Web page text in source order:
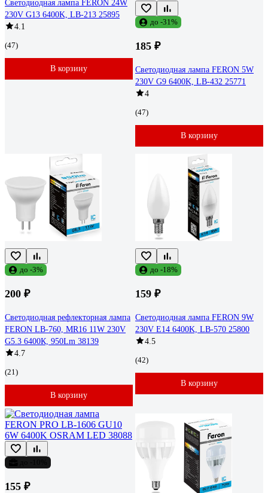
Светодиодная лампа FERON 24W
230V G13 6400K, LB-213 25895
4.1
(47)
В корзину
до -31%
185 ₽
Светодиодная лампа FERON 5W
230V G9 6400K, LB-432 25771
4
(47)
В корзину
до -3%
200 ₽
Светодиодная рефлекторная лампа
FERON LB-760, MR16 11W 230V
G5.3 6400К, 950Lm 38139
4.7
(21)
В корзину
до -18%
159 ₽
Светодиодная лампа FERON 9W
230V E14 6400K, LB-570 25800
4.5
(42)
В корзину
155 ₽